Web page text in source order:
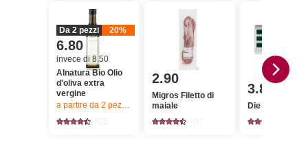
Da 2 pezzi 20%
6.80
invece di 8.50
Alnatura Bio Olio
d'oliva extra
vergine
a partire da 2 pezzi, Offerta valida solo dal 6.8 al 12.8.2026, fino a
2.90
Migros Filetto di
maiale
3.85
Die Butter